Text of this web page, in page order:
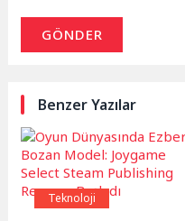
GÖNDER
Benzer Yazılar
Teknoloji